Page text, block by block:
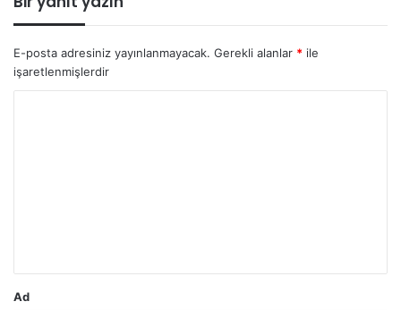
E-posta adresiniz yayınlanmayacak. Gerekli alanlar * ile
işaretlenmişlerdir
Ad